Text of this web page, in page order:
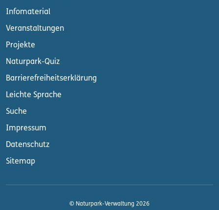
Infomaterial
Veranstaltungen
Projekte
Naturpark-Quiz
Barrierefreiheitserklärung
Leichte Sprache
Suche
Impressum
Datenschutz
Sitemap
© Naturpark-Verwaltung 2026